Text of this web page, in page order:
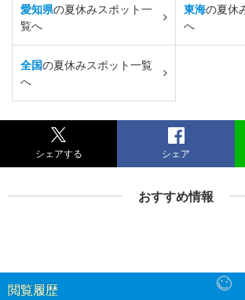
愛知県の夏休みスポット一
覧へ
東海の夏休
へ
全国の夏休みスポット一覧
へ
シェアする シェア
おすすめ情報
閲覧履歴